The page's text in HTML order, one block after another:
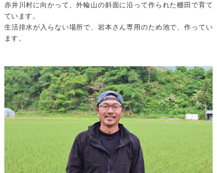
赤井川村に向かって、外輪山の斜面に沿って作られた棚田で育て
ています。
生活排水が入らない場所で、岩本さん専用のため池で、作ってい
ます。